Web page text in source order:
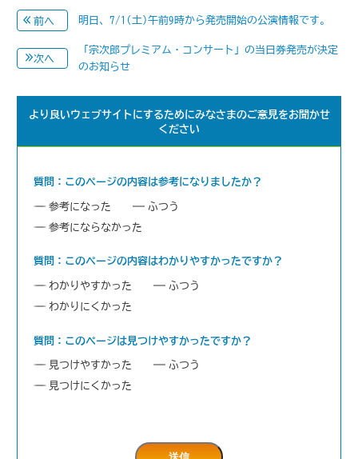
前へ 明日、7/1(土)午前9時から発売開始の公演情報です。
次へ
「宗次郎プレミアム・コンサート」の当日券発売が決定
のお知らせ
より良いウェブサイトにするためにみなさまのご意見をお聞かせ
ください
質問：このページの内容は参考になりましたか？
参考になった
ふつう
参考にならなかった
質問：このページの内容はわかりやすかったですか？
わかりやすかった
ふつう
わかりにくかった
質問：このページは見つけやすかったですか？
見つけやすかった
ふつう
見つけにくかった